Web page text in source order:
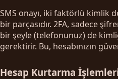
SMS onayı, iki faktörlü kimlik
bir parçasıdır. 2FA, sadece
bir şeyle (telefonunuz) de
gerektirir. Bu, hesabınızın
Hesap Kurtarma